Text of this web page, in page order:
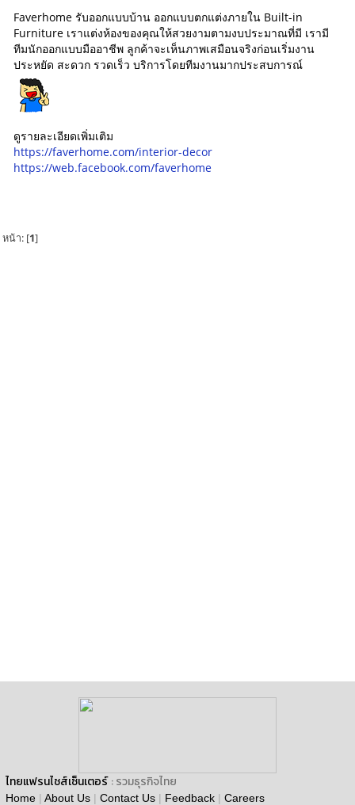
Faverhome รับออกแบบบ้าน ออกแบบตกแต่งภายใน Built-in
Furniture เราแต่งห้องของคุณให้สวยงามตามงบประมาณที่มี เรามี
ทีมนักออกแบบมืออาชีพ ลูกค้าจะเห็นภาพเสมือนจริงก่อนเริ่มงาน
ประหยัด สะดวก รวดเร็ว บริการโดยทีมงานมากประสบการณ์
ดูรายละเอียดเพิ่มเติม
https://faverhome.com/interior-decor
https://web.facebook.com/faverhome
หน้า: [1]
ไทยแฟรนไชส์เซ็นเตอร์ : รวมธุรกิจไทย
Home | About Us | Contact Us | Feedback | Careers